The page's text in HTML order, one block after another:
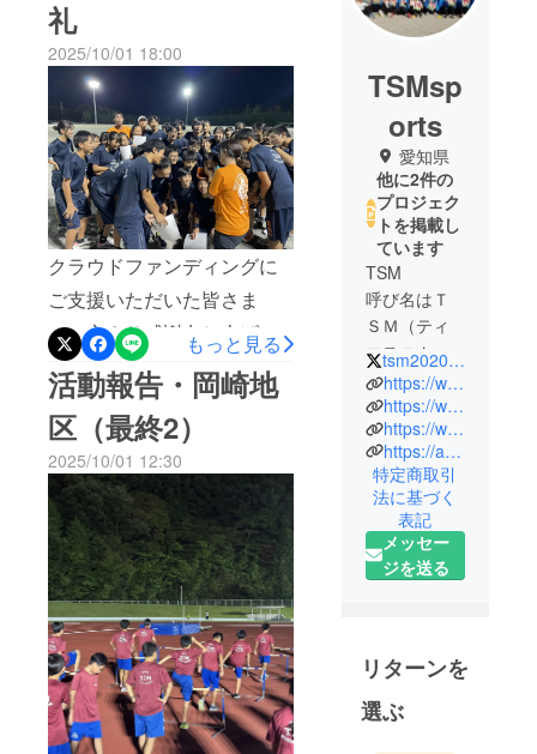
礼
2025/10/01 18:00
クラウドファンディングに
ご支援いただいた皆さま
へ、心より感謝申し上げま
す。（上の写真は、世界陸
上の男子110ｍH決勝・村竹
ラシッド選手へのTSM中学
生からLIVE応援の様子で
す）全国中学校体育大会
（全中）を終えてから、早
くも1ヶ月が経とうとしてい
ます。あの猛暑がまるで嘘
のように、季節は秋へと移
り変わり、少しずつ過ごし
やすい気候になってきまし
た。選手たちは、全中とい
もっと見る
活動報告・岡崎地
区（最終2）
2025/10/01 12:30
TSMsp
orts
愛知県
他に2件の
プロジェク
トを掲載し
ています
TSM
呼び名はＴ
ＳＭ（ティ
エスエム）
トータル・
スポーツ・
マスターの
頭文字を
とってＴＳ
Ｍです
設立2007年
（18年目）
も同時期か
います
tsm2020tsm
https://www.tsm2007.com/
https://www.youtube.com/@tsm5006
https://www.instagram.com/tsm2020tsm/
https://ameblo.jp/tsmnagoya2007
特定商取引
法に基づく
表記
メッセー
ジを送る
リターンを
選ぶ